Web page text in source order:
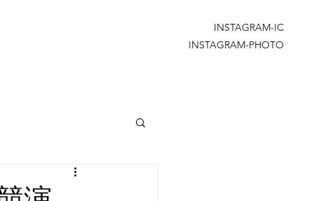
INSTAGRAM-IC
INSTAGRAM-PHOTO